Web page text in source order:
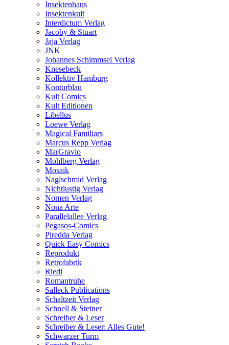
Insektenhaus
Insektenkult
Interdictum Verlag
Jacoby & Stuart
Jaja Verlag
JNK
Johannes Schimmsel Verlag
Knesebeck
Kollektiv Hamburg
Konturblau
Kult Comics
Kult Editionen
Libellus
Loewe Verlag
Magical Familiars
Marcus Repp Verlag
MarGravio
Mohlberg Verlag
Mosaik
Naglschmid Verlag
Nichtlustig Verlag
Nomen Verlag
Nona Arte
Parallelallee Verlag
Pegasos-Comics
Piredda Verlag
Quick Easy Comics
Reprodukt
Retrofabrik
Riedl
Romantruhe
Salleck Publications
Schaltzeit Verlag
Schnell & Steiner
Schreiber & Leser
Schreiber & Leser: Alles Gute!
Schwarzer Turm